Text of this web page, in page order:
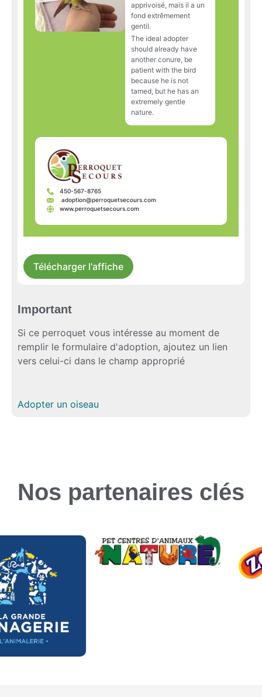
apprivoisé, mais il a un
fond extrêmement
gentil.
The ideal adopter
should already have
another conure, be
patient with the bird
because he is not
tamed, but he has an
extremely gentle
nature.
450-567-8765
adoption@perroquetsecours.com
www.perroquetsecours.com
Télécharger l'affiche
Important
Si ce perroquet vous intéresse au moment de
remplir le formulaire d'adoption, ajoutez un lien
vers celui-ci dans le champ approprié
Adopter un oiseau
Nos partenaires clés